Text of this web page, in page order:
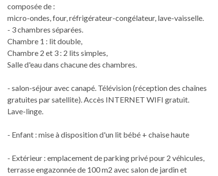
composée de :
micro-ondes, four, réfrigérateur-congélateur, lave-vaisselle.
- 3 chambres séparées.
Chambre 1 : lit double,
Chambre 2 et 3 : 2 lits simples,
Salle d'eau dans chacune des chambres.
- salon-séjour avec canapé. Télévision (réception des chaînes
gratuites par satellite). Accès INTERNET WIFI gratuit.
Lave-linge.
- Enfant : mise à disposition d'un lit bébé + chaise haute
- Extérieur : emplacement de parking privé pour 2 véhicules,
terrasse engazonnée de 100 m2 avec salon de jardin et